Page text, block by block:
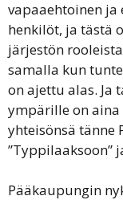
vapaaehtoinen
henkilöt, ja tästä
järjestön
samalla kun
on ajettu alas. Ja
ympärille on
yhteisönsä tänne
”Typpilaaksoon”
Pääkaupungin